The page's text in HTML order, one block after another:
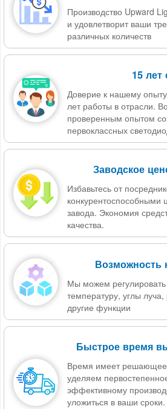
Производство Upward
и удовлетворит ваши
различных количеств
15
Доверие к нашему
лет работы в отрасли.
проверенным опытом
первоклассных
Заводское
Избавьтесь от
завода. Экономия
качества.
Возможность
Мы можем
температуру, углы
другие функции
Быстрое время
Время имеет
уделяем
эффективному
уложиться в ваши